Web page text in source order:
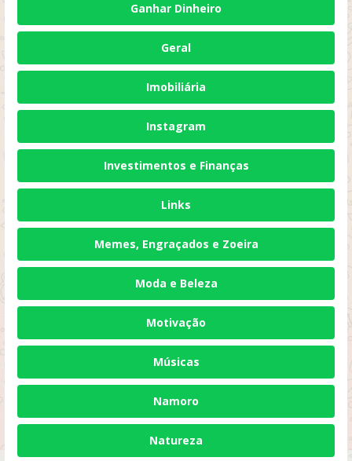
Ganhar Dinheiro
Geral
Imobiliária
Instagram
Investimentos e Finanças
Links
Memes, Engraçados e Zoeira
Moda e Beleza
Motivação
Músicas
Namoro
Natureza